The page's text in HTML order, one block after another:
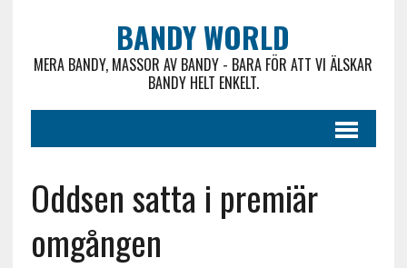
BANDY WORLD
MERA BANDY, MASSOR AV BANDY - BARA FÖR ATT VI ÄLSKAR
BANDY HELT ENKELT.
Oddsen satta i premiär
omgången